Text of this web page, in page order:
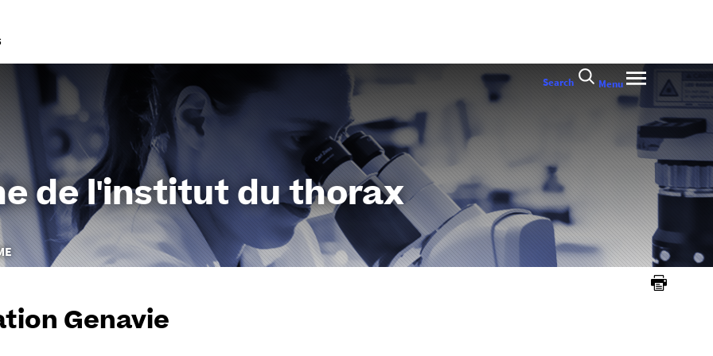
de l'institut du thorax
Search Menu
Genavie